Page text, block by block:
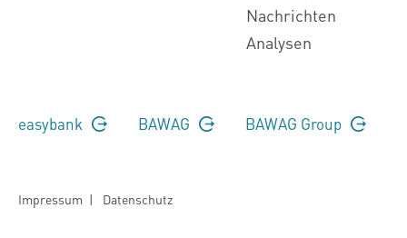
Nachrichten
Analysen
easybank BAWAG BAWAG Group
Impressum | Datenschutz